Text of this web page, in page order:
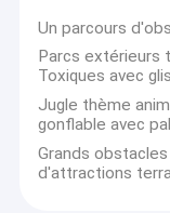
Un parcours
Parcs extérieurs
Toxiques avec
Jugle thème
gonflable avec
Grands
d'attractions